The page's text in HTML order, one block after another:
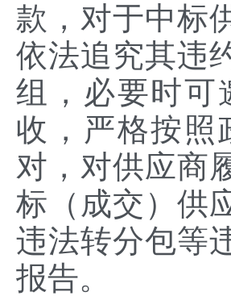
款，对于中标
依法追究其违
组，必要时可
收，严格按照
对，对供应商
标（成交）供
违法转分包等
报告。